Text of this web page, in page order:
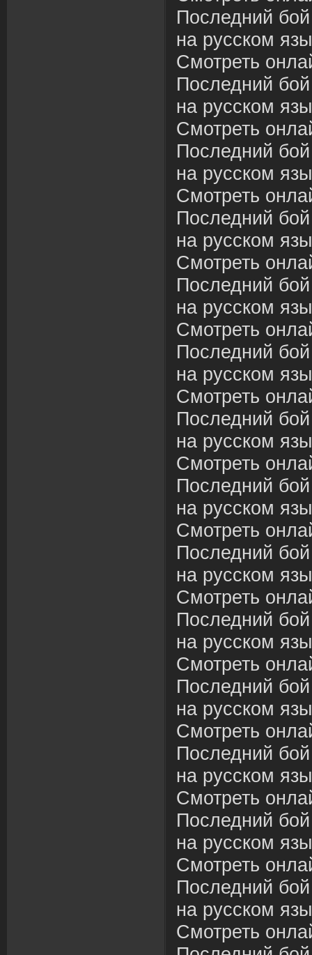
Последний
на русском
Смотреть
Последний
на русском
Смотреть
Последний
на русском
Смотреть
Последний
на русском
Смотреть
Последний
на русском
Смотреть
Последний
на русском
Смотреть
Последний
на русском
Смотреть
Последний
на русском
Смотреть
Последний
на русском
Смотреть
Последний
на русском
Смотреть
Последний
на русском
Смотреть
Последний
на русском
Смотреть
Последний
на русском
Смотреть
Последний
на русском
Смотреть